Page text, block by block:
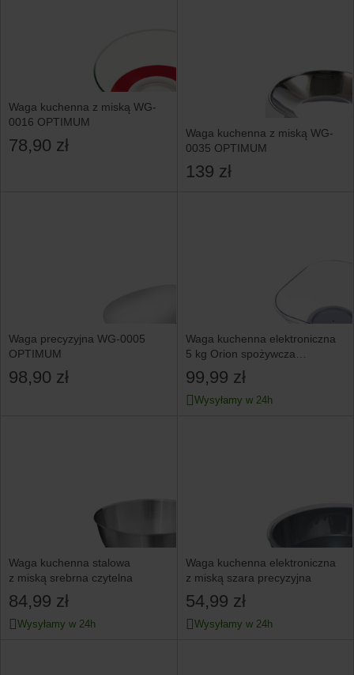
Waga kuchenna z miską WG-
0016 OPTIMUM
78,90 zł
Waga kuchenna z miską WG-
0035 OPTIMUM
139 zł
Waga precyzyjna WG-0005
OPTIMUM
98,90 zł
Waga kuchenna elektroniczna
5 kg Orion spożywcza
precyzyjna z miską LCD
99,99 zł
Wysyłamy w 24h
Waga kuchenna stalowa
z miską srebrna czytelna
84,99 zł
Wysyłamy w 24h
Waga kuchenna elektroniczna
z miską szara precyzyjna
54,99 zł
Wysyłamy w 24h